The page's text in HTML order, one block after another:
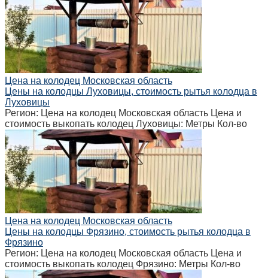
Цена на колодец Московская область
Цены на колодцы Луховицы, стоимость рытья колодца в
Луховицы
Регион: Цена на колодец Московская область Цена и
стоимость выкопать колодец Луховицы: Метры Кол-во
Цена на колодец Московская область
Цены на колодцы Фрязино, стоимость рытья колодца в
Фрязино
Регион: Цена на колодец Московская область Цена и
стоимость выкопать колодец Фрязино: Метры Кол-во